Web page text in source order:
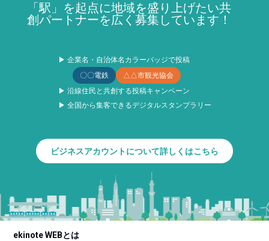
「駅」を起点に地域を盛り上げたい共
創パートナーを広く募集しています！
▶ 企業名・自治体名カラーバッジで投稿
〇〇電鉄
△△市観光協会
▶ 沿線住民と共創する投稿キャンペーン
▶ 全国から集客できるデジタルスタンプラリー
ビジネスアカウントについて詳しくはこちら
ekinote WEBとは